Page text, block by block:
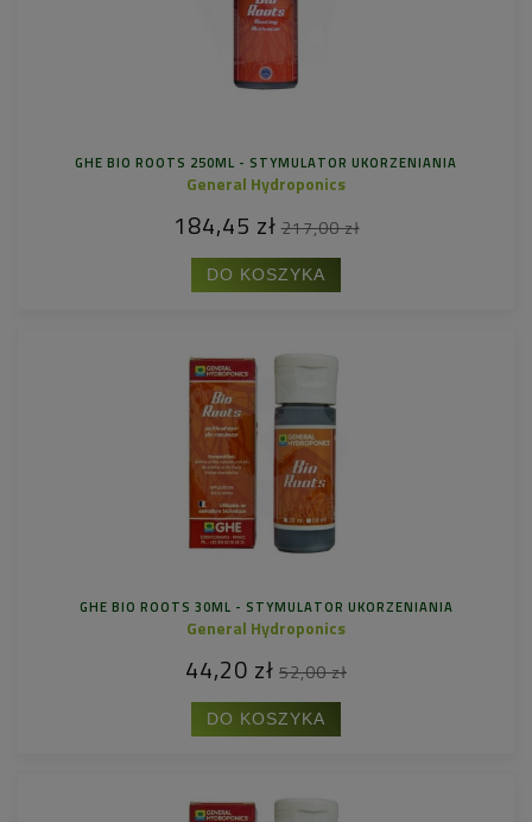
GHE BIO ROOTS 250ML - STYMULATOR UKORZENIANIA
General Hydroponics
184,45 zł 217,00 zł
DO KOSZYKA
GHE BIO ROOTS 30ML - STYMULATOR UKORZENIANIA
General Hydroponics
44,20 zł 52,00 zł
DO KOSZYKA